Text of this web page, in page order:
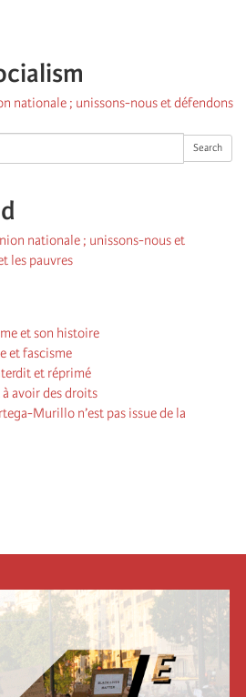
Search
nationale ; unissons-nous et
les pauvres
et son histoire
et fascisme
et réprimé
avoir des droits
Murillo n’est pas issue de la
nationale ; unissons-nous et défendons